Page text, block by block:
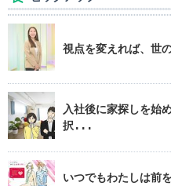
視点を変えれば、
入社後に家探しを始
択...
いつでもわたしは前